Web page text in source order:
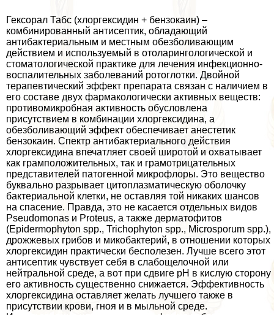
Гексорал Табс (хлоргексидин + бензокаин) –
комбинированный антисептик, обладающий
антибактериальным и местным обезболивающим
действием и используемый в отоларингологической и
стоматологической пpaктике для лечения инфекционно-
воспалительных заболеваний ротоглотки. Двойной
терапевтический эффект препарата связан с наличием в
его составе двух фармакологически активных веществ:
противомикробная активность обусловлена
присутствием в комбинации хлоргексидина, а
обезболивающий эффект обеспечивает анестетик
бензокаин. Спектр антибактериального действия
хлоргексидина впечатляет своей широтой и охватывает
как грамположительных, так и грамотрицательных
представителей патогенной микрофлоры. Это вещество
буквально разрывает цитоплазматическую оболочку
бактериальной клетки, не оставляя той никаких шансов
на спасение. Правда, это не касается отдельных видов
Pseudomonas и Proteus, а также дерматофитов
(Epidermophyton spp., Trichophyton spp., Microsporum spp.),
дрожжевых грибов и микобактерий, в отношении которых
хлоргексидин пpaктически бесполезен. Лучше всего этот
антисептик чувствует себя в слабощелочной или
нейтральной среде, а вот при сдвиге рН в кислую сторону
его активность существенно снижается. Эффективность
хлоргексидина оставляет желать лучшего также в
присутствии крови, гноя и в мыльной среде.